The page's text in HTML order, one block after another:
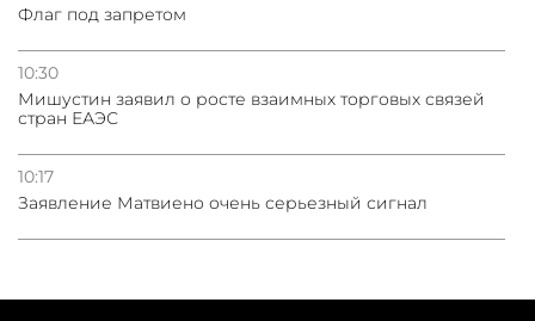
Флаг под запретом
10:30
Мишустин заявил о росте взаимных торговых связей
стран ЕАЭС
10:17
Заявление Матвиено очень серьезный сигнал